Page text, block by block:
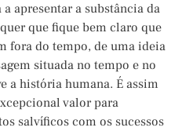
apresentar a substância da
que fique bem claro que
fora do tempo, de uma ideia
situada no tempo e no
a história humana. É assim
valor para
salvíficos com os sucessos